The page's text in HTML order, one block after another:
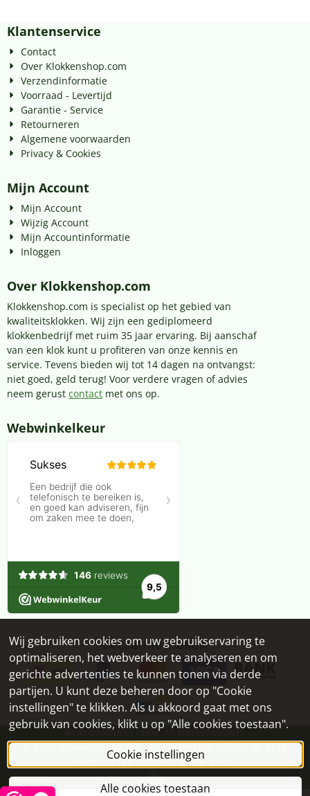
Klantenservice
Contact
Over Klokkenshop.com
Verzendinformatie
Voorraad - Levertijd
Garantie - Service
Retourneren
Algemene voorwaarden
Privacy & Cookies
Mijn Account
Mijn Account
Wijzig Account
Mijn Accountinformatie
Inloggen
Over Klokkenshop.com
Klokkenshop.com is specialist op het gebied van
kwaliteitsklokken. Wij zijn een gediplomeerd
klokkenbedrijf met ruim 35 jaar ervaring. Bij aanschaf
van een klok kunt u profiteren van onze kennis en
service. Tevens bieden wij tot 14 dagen na ontvangst:
niet goed, geld terug! Voor verdere vragen of advies
neem gerust contact met ons op.
Webwinkelkeur
Betaalmethoden
KvK: 09049833 - Btw: NL800397496B01
©2026Klokkenshop.com - Alle vermelde prijzen op deze
website zijn inclusief 21,0% BTW.
Wij gebruiken cookies om uw gebruikservaring te
optimaliseren, het webverkeer te analyseren en om
gerichte advertenties te kunnen tonen via derde
partijen. U kunt deze beheren door op "Cookie
instellingen" te klikken. Als u akkoord gaat met ons
gebruik van cookies, klikt u op "Alle cookies toestaan".
Cookie instellingen
Alle cookies toestaan